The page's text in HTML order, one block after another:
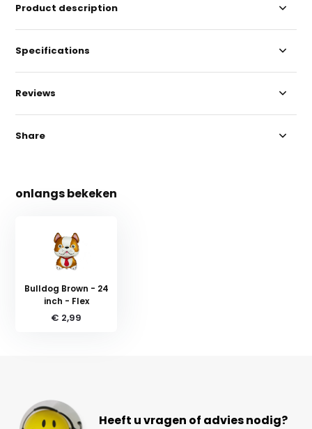
Product description
Specifications
Reviews
Share
onlangs bekeken
Bulldog Brown - 24
inch - Flex
€ 2,99
Heeft u vragen of advies nodig?